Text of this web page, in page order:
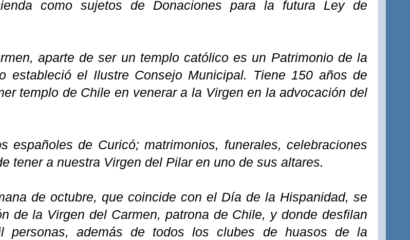
como sujetos de Donaciones para la futura Ley de
aparte de ser un templo católico es un Patrimonio de la
estableció el Ilustre Consejo Municipal. Tiene 150 años de
templo de Chile en venerar a la Virgen en la advocación del
españoles de Curicó; matrimonios, funerales, celebraciones
tener a nuestra Virgen del Pilar en uno de sus altares.
de octubre, que coincide con el Día de la Hispanidad, se
de la Virgen del Carmen, patrona de Chile, y donde desfilan
además de todos los clubes de huasos de la